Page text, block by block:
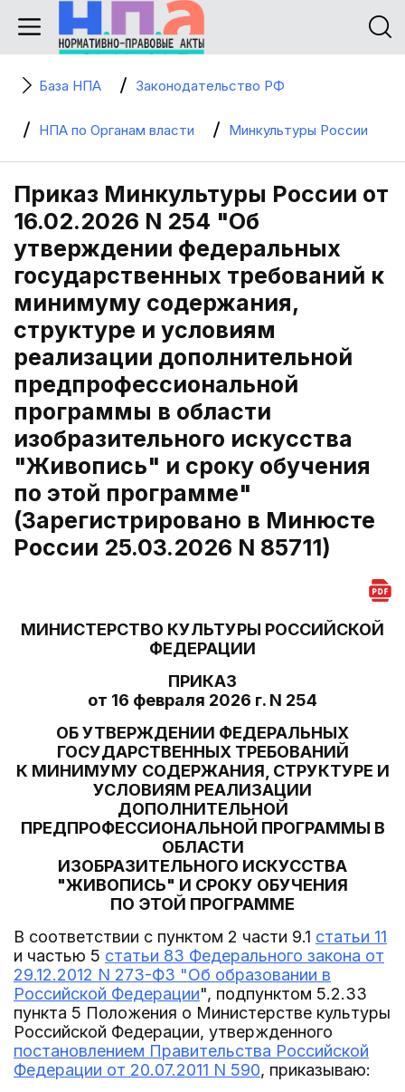
База НПА Законодательство РФ
НПА по Органам власти Минкультуры России
Приказ Минкультуры России от
16.02.2026 N 254 "Об
утверждении федеральных
государственных требований к
минимуму содержания,
структуре и условиям
реализации дополнительной
предпрофессиональной
программы в области
изобразительного искусства
"Живопись" и сроку обучения
по этой программе"
(Зарегистрировано в Минюсте
России 25.03.2026 N 85711)
МИНИСТЕРСТВО КУЛЬТУРЫ РОССИЙСКОЙ
ФЕДЕРАЦИИ
ПРИКАЗ
от 16 февраля 2026 г. N 254
ОБ УТВЕРЖДЕНИИ ФЕДЕРАЛЬНЫХ
ГОСУДАРСТВЕННЫХ ТРЕБОВАНИЙ
К МИНИМУМУ СОДЕРЖАНИЯ, СТРУКТУРЕ И
УСЛОВИЯМ РЕАЛИЗАЦИИ
ДОПОЛНИТЕЛЬНОЙ
ПРЕДПРОФЕССИОНАЛЬНОЙ ПРОГРАММЫ В
ОБЛАСТИ
ИЗОБРАЗИТЕЛЬНОГО ИСКУССТВА
"ЖИВОПИСЬ" И СРОКУ ОБУЧЕНИЯ
ПО ЭТОЙ ПРОГРАММЕ
В соответствии с пунктом 2 части 9.1 статьи 11
и частью 5 статьи 83 Федерального закона от
29.12.2012 N 273-ФЗ "Об образовании в
Российской Федерации", подпунктом 5.2.33
пункта 5 Положения о Министерстве культуры
Российской Федерации, утвержденного
постановлением Правительства Российской
Федерации от 20.07.2011 N 590, приказываю: